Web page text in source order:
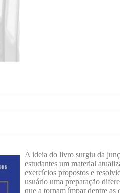
A ideia do livro surgiu da
estudantes um material
exercícios propostos e
usuário uma preparação
que a tornam ímpar dentre as